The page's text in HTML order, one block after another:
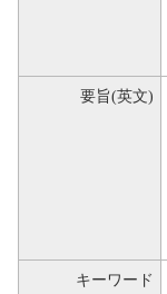
要旨(英文)
キーワード